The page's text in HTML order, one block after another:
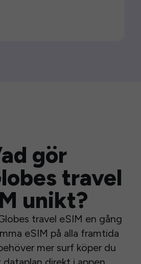
gör
travel
unikt?
travel eSIM en gång
eSIM på alla framtida
mer surf köper du